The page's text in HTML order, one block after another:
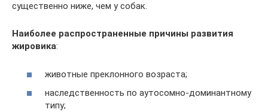
существенно ниже, чем у собак.
Наиболее распространенные причины развития
жировика:
животные преклонного возраста;
наследственность по аутосомно-доминантному
типу;